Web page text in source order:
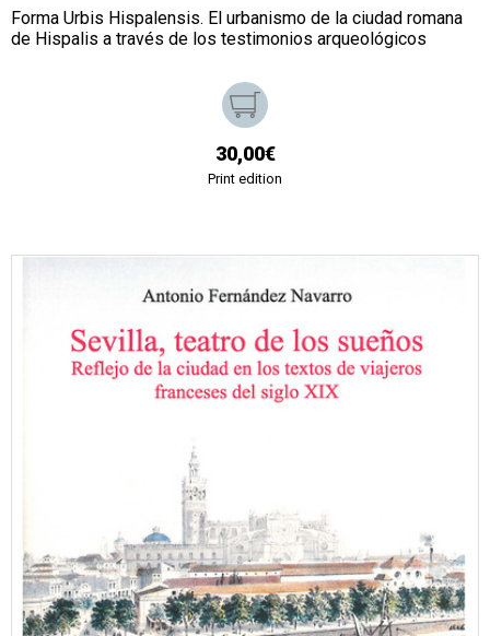
Forma Urbis Hispalensis. El urbanismo de la ciudad romana
de Hispalis a través de los testimonios arqueológicos
30,00€
Print edition